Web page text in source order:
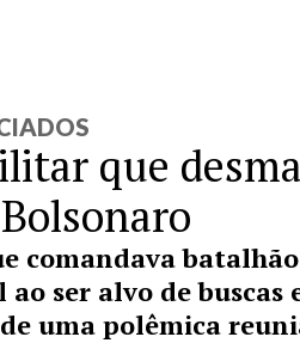
que
comandava
ao ser alvo de
uma polêmica